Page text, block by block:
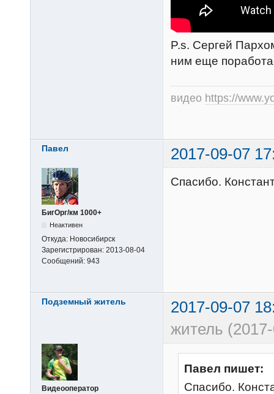
P.s. Сергей
ним еще
видео https://
Павел 2017-09-07
БигОрг/км 1000+
Неактивен
Откуда: Новосибирск
Зарегистрирован: 2013-08-04
Сообщений: 943
Спасибо.
Подземный житель
2017-09-07
житель
Видеооператор
Павел пишет:
Спасибо.